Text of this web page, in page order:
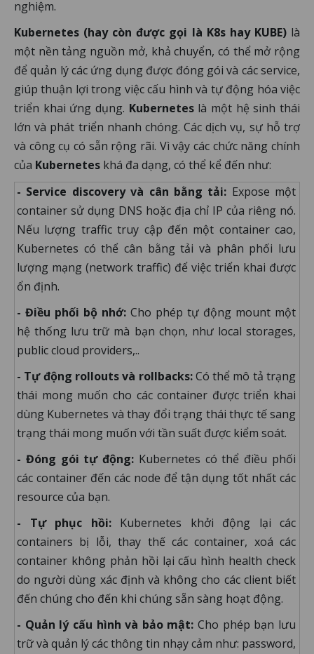
nghiệm.
Kubernetes (hay còn được gọi là K8s hay KUBE) là
một nền tảng nguồn mở, khả chuyển, có thể mở rộng
để quản lý các ứng dụng được đóng gói và các service,
giúp thuận lợi trong việc cấu hình và tự động hóa việc
triển khai ứng dụng. Kuberneteslà một hệ sinh thái
lớn và phát triển nhanh chóng. Các dịch vụ, sự hỗ trợ
và công cụ có sẵn rộng rãi. Vì vậy các chức năng chính
của Kubernetes khá đa dạng, có thể kể đến như:
- Service discovery và cân bằng tải: Expose một
container sử dụng DNS hoặc địa chỉ IP của riêng nó.
Nếu lượng traffic truy cập đến một container cao,
Kubernetes có thể cân bằng tải và phân phối lưu
lượng mạng (network traffic) để việc triển khai được
ổn định.
- Điều phối bộ nhớ: Cho phép tự động mount một
hệ thống lưu trữ mà bạn chọn, như local storages,
public cloud providers,..
- Tự động rollouts và rollbacks:Có thể mô tả trạng
thái mong muốn cho các container được triển khai
dùng Kubernetes và thay đổi trạng thái thực tế sang
trạng thái mong muốn với tần suất được kiểm soát.
- Đóng gói tự động: Kubernetes có thể điều phối
các container đến các node để tận dụng tốt nhất các
resource của bạn.
- Tự phục hồi: Kubernetes khởi động lại các
containers bị lỗi, thay thế các container, xoá các
container không phản hồi lại cấu hình health check
do người dùng xác định và không cho các client biết
đến chúng cho đến khi chúng sẵn sàng hoạt động.
- Quản lý cấu hình và bảo mật: Cho phép bạn lưu
trữ và quản lý các thông tin nhạy cảm như: password,